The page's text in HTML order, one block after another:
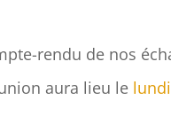
rendu de nos
aura lieu lelundi